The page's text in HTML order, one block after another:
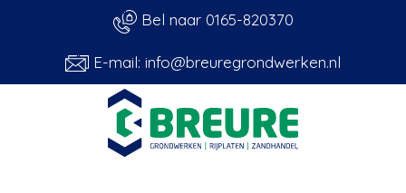
Bel naar 0165-820370
E-mail: info@breuregrondwerken.nl